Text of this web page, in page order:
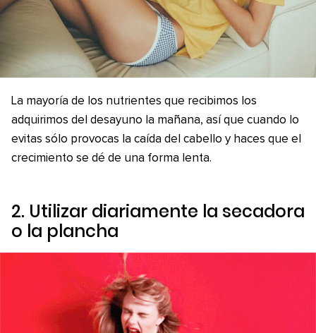
La mayoría de los nutrientes que recibimos los
adquirimos del desayuno la mañana, así que cuando lo
evitas sólo provocas la caída del cabello y haces que el
crecimiento se dé de una forma lenta.
2. Utilizar diariamente la secadora
o la plancha